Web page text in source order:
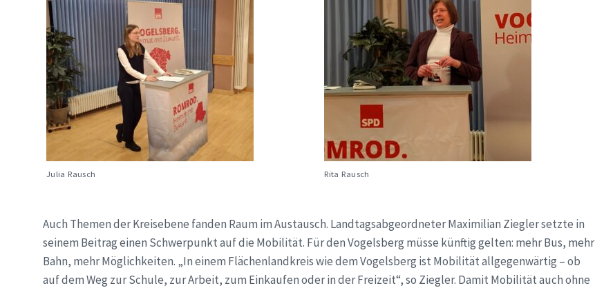
Julia Rausch Rita Rausch
Auch Themen der Kreisebene fanden Raum im Austausch. Landtagsabgeordneter Maximilian Ziegler setzte in
seinem Beitrag einen Schwerpunkt auf die Mobilität. Für den Vogelsberg müsse künftig gelten: mehr Bus, mehr
Bahn, mehr Möglichkeiten. „In einem Flächenlandkreis wie dem Vogelsberg ist Mobilität allgegenwärtig – ob
auf dem Weg zur Schule, zur Arbeit, zum Einkaufen oder in der Freizeit“, so Ziegler. Damit Mobilität auch ohne